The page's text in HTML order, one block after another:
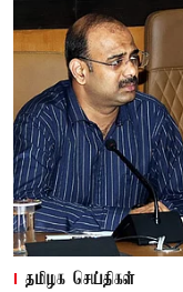
தமிழக செய்திகள்